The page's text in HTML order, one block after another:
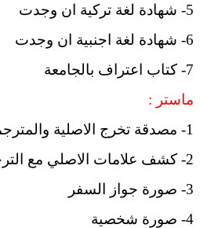
5- شهادة لغة تركية ان وجدت
6- شهادة لغة اجنبية ان وجدت
7- كتاب اعتراف بالجامعة
ماستر :
1- مصدقة تخرج الاصلية والمترجمة للغة التركية ومصدقة من كاتب العدل
2- كشف علامات الاصلي مع الترجمة والتصديق من كاتب العدل
3- صورة جواز السفر
4- صورة شخصية